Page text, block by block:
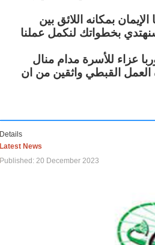
بمكانه اللائق بين
بخطواتك لنكمل عملنا
عزاء للأسرة مدام منال
العمل القبطي واثقين من ان
Details
Latest News
Published: 20 December 2023